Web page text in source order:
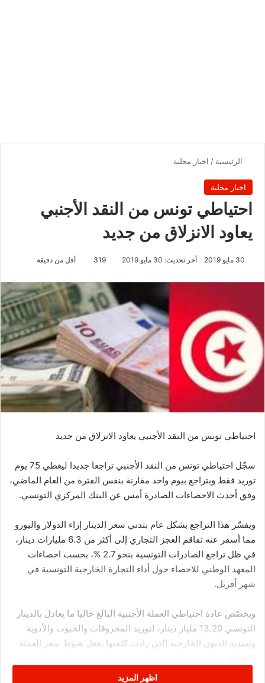
الرئيسية / اخبار محلية
اخبار محلية
احتياطي تونس من النقد الأجنبي
يعاود الانزلاق من جديد
30 مايو 2019 آخر تحديث: 30 مايو 2019 319 أقل من دقيقة
احتياطي تونس من النقد الأجنبي يعاود الانزلاق من جديد
سجّل احتياطي تونس من النقد الأجنبي تراجعا جديدا ليغطي 75 يوم
توريد فقط وبتراجع بيوم واحد مقارنة بنفس الفترة من العام الماضي،
وفق أحدث الاحصاءات الصادرة أمس عن البنك المركزي التونسي.
ويفسّر هذا التراجع بشكل عام بتدني سعر الدينار إزاء الدولار واليورو
مما أسفر عنه تفاقم العجز التجاري إلى أكثر من 6.3 مليارات دينار،
في ظل تراجع الصادرات التونسية بنحو 2.7 %، بحسب احصاءات
المعهد الوطني للاحصاء حول أداء التجارة الخارجية التونسية في
شهر أفريل.
ويخصّص عادة احتياطي العملة الأجنبية البالغ حاليا ما يعادل بالدينار
التونسي 13.20 مليار دينار، لتوريد المحروقات والحبوب والأدوية
وتسديد الديون الخارجية التي زادت كلفتها بفعل هبوط سعر العملة
اظهر المزيد